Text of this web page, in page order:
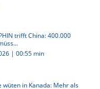
trifft China: 400.000
| 00:55 min
wüten in Kanada: Mehr als